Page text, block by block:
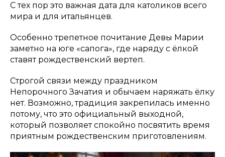
С тех пор это важная дата для католиков всего
мира и для итальянцев.
Особенно трепетное почитание Девы Марии
заметно на юге «сапога», где наряду с ёлкой
ставят рождественский вертеп.
Строгой связи между праздником
Непорочного Зачатия и обычаем наряжать ёлку
нет. Возможно, традиция закрепилась именно
потому, что это официальный выходной,
который позволяет спокойно посвятить время
приятным рождественским приготовлениям.